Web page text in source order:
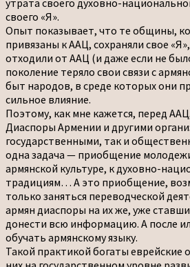
утрата своего духовно-
своего «Я».
Опыт показывает, что те общины,
привязаны к ААЦ, сохраняли свое
отходили от ААЦ (и даже если не
поколение теряло свои связи с
быт народов, в среде которых они
сильное влияние.
Поэтому, как мне кажется, перед
Диаспоры Армении и другими
государственными, так и
одна задача — приобщение
армянской культуре, к духовно-
традициям… А это приобщение,
только заняться переводческой
армян диаспоры на их же, уже
донести всю информацию. А после
обучать армянскому языку.
Такой практикой богаты